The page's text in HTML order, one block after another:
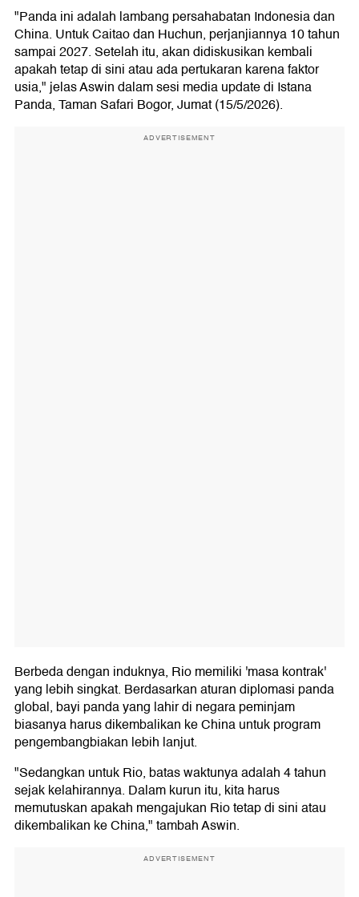
"Panda ini adalah lambang persahabatan Indonesia dan
China. Untuk Caitao dan Huchun, perjanjiannya 10 tahun
sampai 2027. Setelah itu, akan didiskusikan kembali
apakah tetap di sini atau ada pertukaran karena faktor
usia," jelas Aswin dalam sesi media update di Istana
Panda, Taman Safari Bogor, Jumat (15/5/2026).
ADVERTISEMENT
Berbeda dengan induknya, Rio memiliki 'masa kontrak'
yang lebih singkat. Berdasarkan aturan diplomasi panda
global, bayi panda yang lahir di negara peminjam
biasanya harus dikembalikan ke China untuk program
pengembangbiakan lebih lanjut.
"Sedangkan untuk Rio, batas waktunya adalah 4 tahun
sejak kelahirannya. Dalam kurun itu, kita harus
memutuskan apakah mengajukan Rio tetap di sini atau
dikembalikan ke China," tambah Aswin.
ADVERTISEMENT